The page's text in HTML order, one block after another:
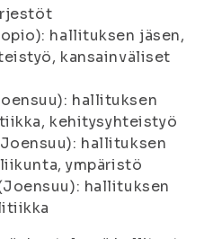
hallituksen jäsen,
kansainväliset
hallituksen
kehitysyhteistyö
hallituksen
ympäristö
hallituksen